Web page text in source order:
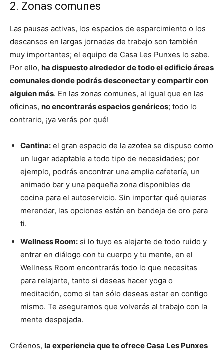
2. Zonas comunes
Las pausas activas, los espacios de esparcimiento o los
descansos en largas jornadas de trabajo son también
muy importantes; el equipo de Casa Les Punxes lo sabe.
Por ello, ha dispuesto alrededor de todo el edificio áreas
comunales donde podrás desconectar y compartir con
alguien más. En las zonas comunes, al igual que en las
oficinas, no encontrarás espacios genéricos; todo lo
contrario, ¡ya verás por qué!
Cantina: el gran espacio de la azotea se dispuso como
un lugar adaptable a todo tipo de necesidades; por
ejemplo, podrás encontrar una amplia cafetería, un
animado bar y una pequeña zona disponibles de
cocina para el autoservicio. Sin importar qué quieras
merendar, las opciones están en bandeja de oro para
ti.
Wellness Room: si lo tuyo es alejarte de todo ruido y
entrar en diálogo con tu cuerpo y tu mente, en el
Wellness Room encontrarás todo lo que necesitas
para relajarte, tanto si deseas hacer yoga o
meditación, como si tan sólo deseas estar en contigo
mismo. Te aseguramos que volverás al trabajo con la
mente despejada.
Créenos, la experiencia que te ofrece Casa Les Punxes